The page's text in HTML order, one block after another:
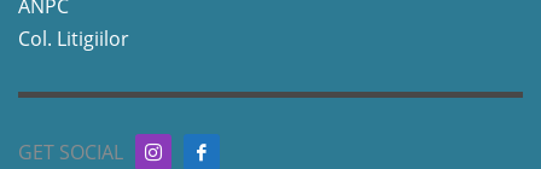
ANPC
Col. Litigiilor
GET SOCIAL